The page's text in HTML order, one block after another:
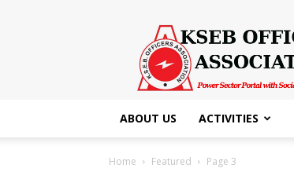
KSEB
Officers'
Association
ABOUT US ACTIVITIES
Home Featured Page 3